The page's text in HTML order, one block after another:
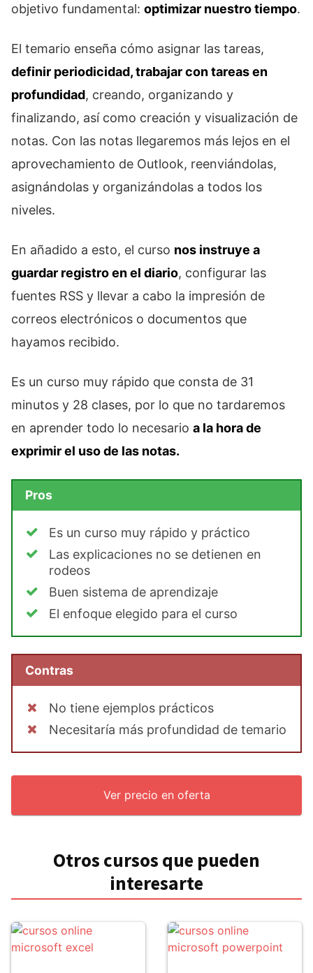
objetivo fundamental: optimizar nuestro tiempo.
El temario enseña cómo asignar las tareas,
definir periodicidad, trabajar con tareas en
profundidad, creando, organizando y
finalizando, así como creación y visualización de
notas. Con las notas llegaremos más lejos en el
aprovechamiento de Outlook, reenviándolas,
asignándolas y organizándolas a todos los
niveles.
En añadido a esto, el curso nos instruye a
guardar registro en el diario, configurar las
fuentes RSS y llevar a cabo la impresión de
correos electrónicos o documentos que
hayamos recibido.
Es un curso muy rápido que consta de 31
minutos y 28 clases, por lo que no tardaremos
en aprender todo lo necesario a la hora de
exprimir el uso de las notas.
Pros
Es un curso muy rápido y práctico
Las explicaciones no se detienen en
rodeos
Buen sistema de aprendizaje
El enfoque elegido para el curso
Contras
No tiene ejemplos prácticos
Necesitaría más profundidad de temario
Ver precio en oferta
Otros cursos que pueden
interesarte